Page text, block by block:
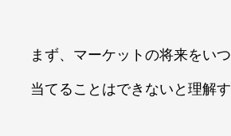
まず、マーケットの将来をい
当てることはできないと理解す